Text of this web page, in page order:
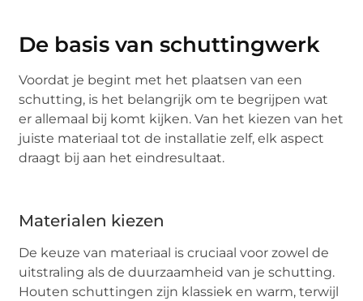
De basis van schuttingwerk
Voordat je begint met het plaatsen van een
schutting, is het belangrijk om te begrijpen wat
er allemaal bij komt kijken. Van het kiezen van het
juiste materiaal tot de installatie zelf, elk aspect
draagt bij aan het eindresultaat.
Materialen kiezen
De keuze van materiaal is cruciaal voor zowel de
uitstraling als de duurzaamheid van je schutting.
Houten schuttingen zijn klassiek en warm, terwijl